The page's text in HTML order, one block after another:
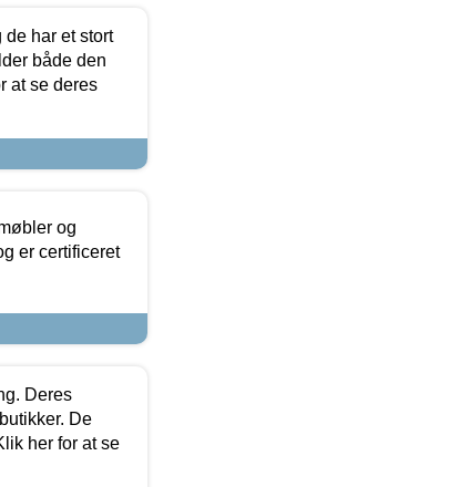
har et stort
både den
at se deres
og
er certificeret
Deres
De
her for at se